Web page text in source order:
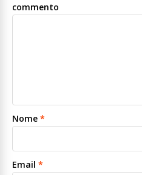
commento
Nome *
Email *